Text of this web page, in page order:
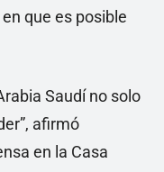
que es posible
Saudí no solo
afirmó
en la Casa